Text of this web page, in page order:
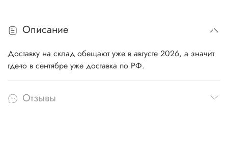
Описание
Доставку на склад обещают уже в августе 2026, а значит
где-то в сентябре уже доставка по РФ.
Отзывы